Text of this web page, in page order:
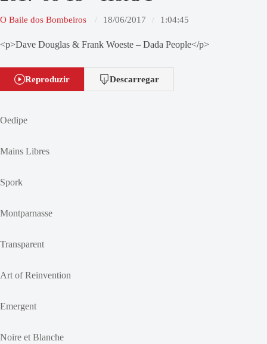
O Baile dos Bombeiros 18/06/2017 1:04:45
<p>Dave Douglas & Frank Woeste – Dada People</p>
Reproduzir Descarregar
Oedipe
Mains Libres
Spork
Montparnasse
Transparent
Art of Reinvention
Emergent
Noire et Blanche